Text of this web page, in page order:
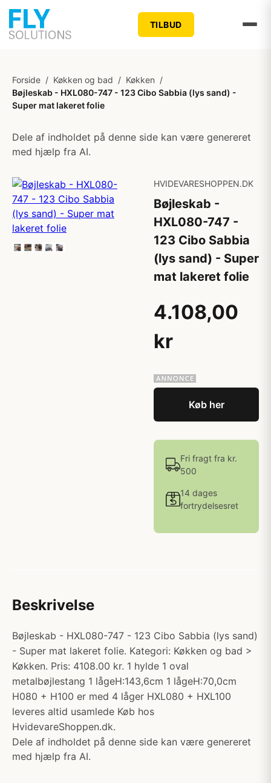
TILBUD
Forside / Køkken og bad / Køkken /
Bøjleskab - HXL080-747 - 123 Cibo Sabbia (lys sand) -
Super mat lakeret folie
Dele af indholdet på denne side kan være genereret
med hjælp fra AI.
HVIDEVARESHOPPEN.DK
Bøjleskab -
HXL080-747 -
123 Cibo Sabbia
(lys sand) - Super
mat lakeret folie
4.108,00
kr
Køb her
Fri fragt fra kr.
500
14 dages
fortrydelsesret
Beskrivelse
Bøjleskab - HXL080-747 - 123 Cibo Sabbia (lys sand)
- Super mat lakeret folie. Kategori: Køkken og bad >
Køkken. Pris: 4108.00 kr. 1 hylde 1 oval
metalbøjlestang 1 lågeH:143,6cm 1 lågeH:70,0cm
H080 + H100 er med 4 låger HXL080 + HXL100
leveres altid usamlede Køb hos
HvidevareShoppen.dk.
Dele af indholdet på denne side kan være genereret
med hjælp fra AI.